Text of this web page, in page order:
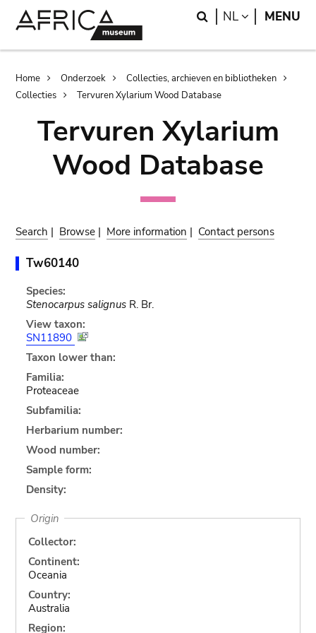
Search
NL LANGUAGE
MENU
Breadcrumb
Home Onderzoek
Collecties, archieven en bibliotheken
Collecties
Tervuren Xylarium Wood Database
Tervuren Xylarium
Wood Database
Search | Browse | More information | Contact persons
Tw60140
Species:
Stenocarpus salignusR. Br.
View taxon:
SN11890
Taxon lower than:
Familia:
Proteaceae
Subfamilia:
Herbarium number:
Wood number:
Sample form:
Density:
Origin
Collector:
Continent:
Oceania
Country:
Australia
Region: